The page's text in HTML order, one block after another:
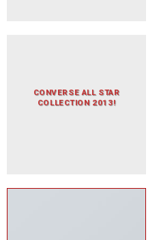
CONVERSE ALL STAR
COLLECTION 2013!